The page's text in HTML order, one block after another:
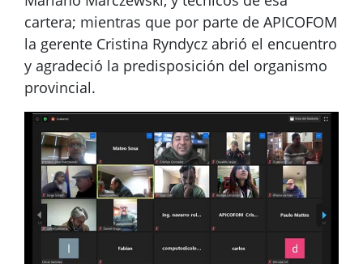
cartera; mientras que por parte de APICOFOM
la gerente Cristina Ryndycz abrió el encuentro
y agradeció la predisposición del organismo
provincial.